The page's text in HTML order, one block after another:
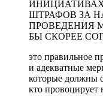
ШТРАФОВ ЗА
ПРОВЕДЕНИЯ
БЫ СКОРЕЕ
это правильное
и адекватные
которые должны
кто провоцирует